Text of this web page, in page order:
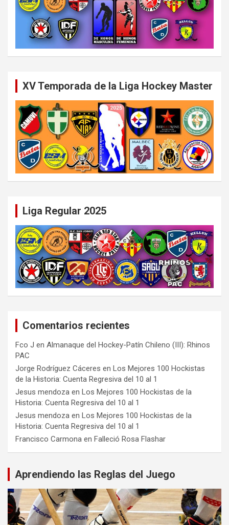
XV Temporada de la Liga Hockey Master
Liga Regular 2025
Comentarios recientes
Fco J en Almanaque del Hockey-Patín Chileno (III): Rhinos
PAC
Jorge Rodríguez Cáceres en Los Mejores 100 Hockistas
de la Historia: Cuenta Regresiva del 10 al 1
Jesus mendoza en Los Mejores 100 Hockistas de la
Historia: Cuenta Regresiva del 10 al 1
Jesus mendoza en Los Mejores 100 Hockistas de la
Historia: Cuenta Regresiva del 10 al 1
Francisco Carmona en Falleció Rosa Flashar
Aprendiendo las Reglas del Juego